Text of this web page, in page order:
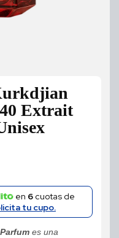
Extrait
en 6cuotas de
tu cupo.
es una